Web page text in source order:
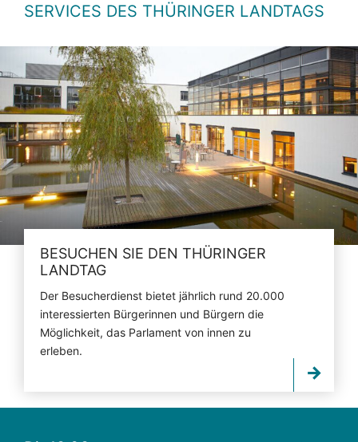
SERVICES DES THÜRINGER LANDTAGS
BESUCHEN SIE DEN THÜRINGER
LANDTAG
Der Besucherdienst bietet jährlich rund 20.000
interessierten Bürgerinnen und Bürgern die
Möglichkeit, das Parlament von innen zu
erleben.